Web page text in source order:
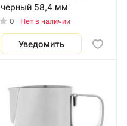
черный 58,4 мм
0 Нет в наличии
Уведомить